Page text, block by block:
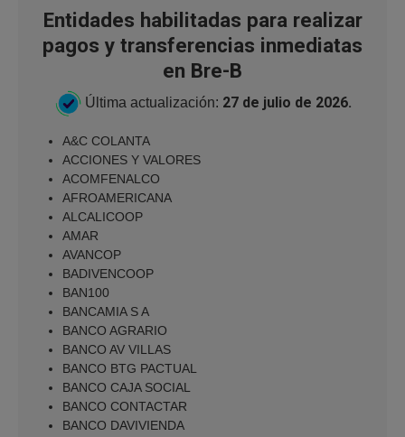
Entidades habilitadas para realizar
pagos y transferencias inmediatas
en Bre-B
Última actualización: 27 de julio de 2026.
A&C COLANTA
ACCIONES Y VALORES
ACOMFENALCO
AFROAMERICANA
ALCALICOOP
AMAR
AVANCOP
BADIVENCOOP
BAN100
BANCAMIA S A
BANCO AGRARIO
BANCO AV VILLAS
BANCO BTG PACTUAL
BANCO CAJA SOCIAL
BANCO CONTACTAR
BANCO DAVIVIENDA